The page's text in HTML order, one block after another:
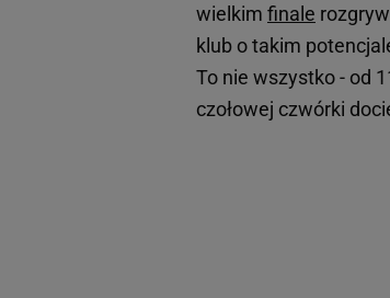
wielkim finale
klub o takim
To nie wszystko - od
czołowej czwórki